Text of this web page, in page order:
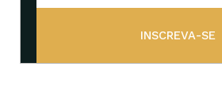
INSCREVA-SE